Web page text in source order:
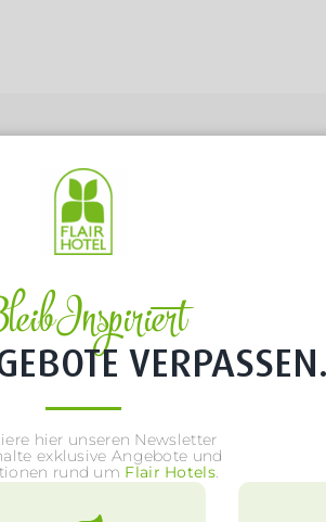
Inspiriert
hier unseren Newsletter
exklusive Angebote und
rund um Flair Hotels.